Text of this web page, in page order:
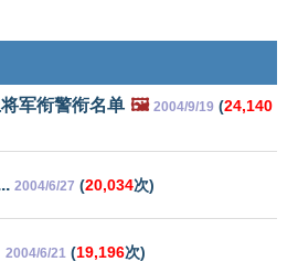
军衔警衔名单 🖼️ 2004/9/19 (24,140
2004/6/27 (20,034次)
2004/6/21 (19,196次)